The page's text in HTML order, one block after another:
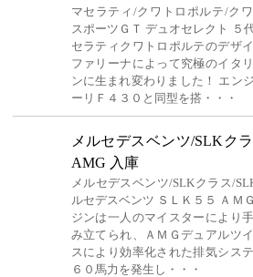
マセラティ/クワトロポルテ/ク
スポーツＧＴ デュオセレクト ５
セラティクワトロポルテのデザ
ファリーナによって究極のイタ
ンに生まれ変わりました！ エン
ーリＦ４３０と同型を搭・・・
メルセデスベンツ/SLKク
AMG 入庫
メルセデスベンツ/SLKクラス/
ルセデスベンツ ＳＬＫ５５ ＡＭ
ジンは一人のマイスターにより
み立てられ、ＡＭＧデュアルツ
スにより効率化された排気シス
６０馬力を発生し・・・